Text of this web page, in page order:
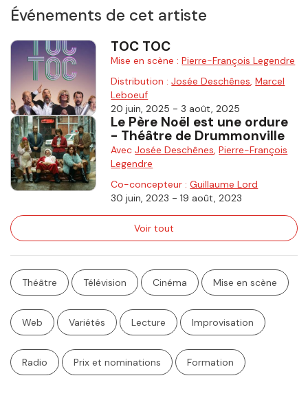
Événements de cet artiste
TOC TOC
Mise en scène :Pierre-François Legendre
Distribution :Josée Deschênes,Marcel
Leboeuf
20 juin, 2025 -3 août, 2025
Le Père Noël est une ordure
- Théâtre de Drummonville
AvecJosée Deschênes,Pierre-François
Legendre
Co-concepteur :Guillaume Lord
30 juin, 2023 -19 août, 2023
Voir tout
Théâtre Télévision Cinéma Mise en scène
Web Variétés Lecture Improvisation
Radio Prix et nominations Formation